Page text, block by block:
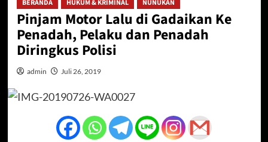
BERANDA HUKUM & KRIMINAL NUNUKAN
Pinjam Motor Lalu di Gadaikan Ke
Penadah, Pelaku dan Penadah
Diringkus Polisi
admin Juli 26, 2019